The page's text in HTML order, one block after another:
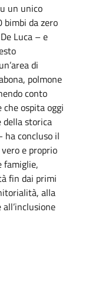
un unico
bimbi da zero
Luca – e
di
polmone
conto
ospita oggi
della storica
ha concluso il
e proprio
famiglie,
fin dai primi
alla